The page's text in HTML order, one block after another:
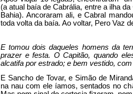
(a atual baía de Cabrália, entre a ilha
Bahia). Ancoraram ali, e Cabral
toda volta da baía. Ao voltar, Pero Vaz
E tomou dois daqueles homens da
prazer e festa. O Capitão, quando
alcatifa por estrado; e bem vestido,
E Sancho de Tovar, e Simão de
na nau com ele íamos, sentados no